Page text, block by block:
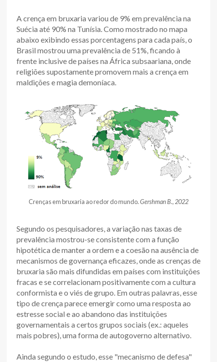
A crença em bruxaria variou de 9% em prevalência na
Suécia até 90% na Tunísia. Como mostrado no mapa
abaixo exibindo essas porcentagens para cada país, o
Brasil mostrou uma prevalência de 51%, ficando à
frente inclusive de países na África subsaariana, onde
religiões supostamente promovem mais a crença em
maldições e magia demoníaca.
Crenças em bruxaria ao redor do mundo.Gershman B., 2022
Segundo os pesquisadores, a variação nas taxas de
prevalência mostrou-se consistente com a função
hipotética de manter a ordem e a coesão na ausência de
mecanismos de governança eficazes, onde as crenças de
bruxaria são mais difundidas em países com instituições
fracas e se correlacionam positivamente com a cultura
conformista e o viés de grupo. Em outras palavras, esse
tipo de crença parece emergir como uma resposta ao
estresse social e ao abandono das instituições
governamentais a certos grupos sociais (ex.: aqueles
mais pobres), uma forma de autogoverno alternativo.
Ainda segundo o estudo, esse "mecanismo de defesa"